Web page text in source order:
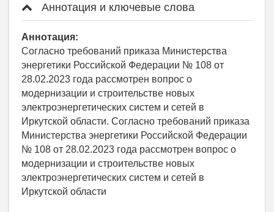
Аннотация и ключевые слова
Аннотация:
Согласно требований приказа Министерства
энергетики Российской Федерации № 108 от
28.02.2023 года рассмотрен вопрос о
модернизации и строительстве новых
электроэнергетических систем и сетей в
Иркутской области. Согласно требований приказа
Министерства энергетики Российской Федерации
№ 108 от 28.02.2023 года рассмотрен вопрос о
модернизации и строительстве новых
электроэнергетических систем и сетей в
Иркутской области